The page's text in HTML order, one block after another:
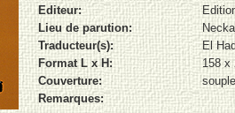
Editeur:
Lieu de parution:
Traducteur(s):
El
Format L x H:
158 x
Couverture:
souple
Remarques: